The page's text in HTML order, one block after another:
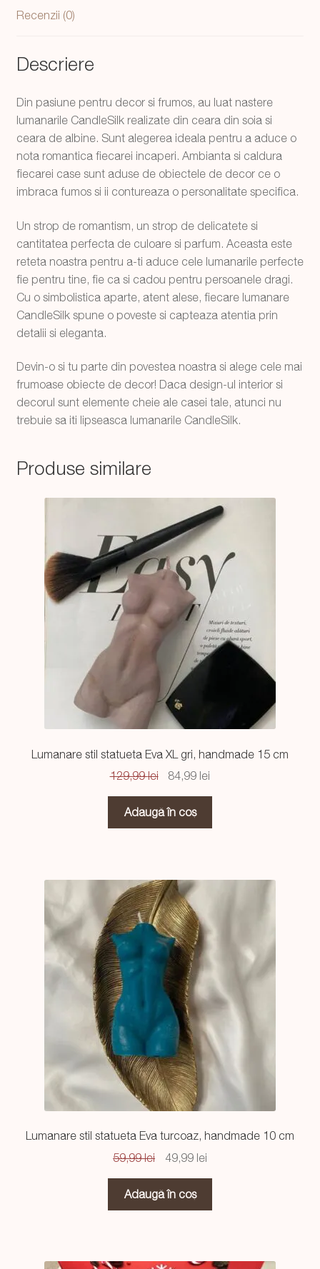
Recenzii (0)
Descriere
Din pasiune pentru decor si frumos, au luat nastere
lumanarile CandleSilk realizate din ceara din soia si
ceara de albine. Sunt alegerea ideala pentru a aduce o
nota romantica fiecarei incaperi. Ambianta si caldura
fiecarei case sunt aduse de obiectele de decor ce o
imbraca fumos si ii contureaza o personalitate specifica.
Un strop de romantism, un strop de delicatete si
cantitatea perfecta de culoare si parfum. Aceasta este
reteta noastra pentru a-ti aduce cele lumanarile perfecte
fie pentru tine, fie ca si cadou pentru persoanele dragi.
Cu o simbolistica aparte, atent alese, fiecare lumanare
CandleSilk spune o poveste si capteaza atentia prin
detalii si eleganta.
Devin-o si tu parte din povestea noastra si alege cele mai
frumoase obiecte de decor! Daca design-ul interior si
decorul sunt elemente cheie ale casei tale, atunci nu
trebuie sa iti lipseasca lumanarile CandleSilk.
Produse similare
Lumanare stil statueta Eva XL gri, handmade 15 cm
129,99lei
Prețul
a
fost:
84,99 lei
84,99 lei.
Adaugă în coș
Lumanare stil statueta Eva turcoaz, handmade 10 cm
59,99lei
Prețul
a
fost:
49,99 leiPrețul
49,99 lei.
Adaugă în coș